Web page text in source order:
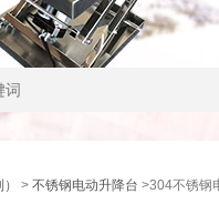
> 不锈钢电动升降台 >304不锈钢